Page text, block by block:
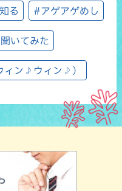
る #アゲアゲめし
いてみた
ィン♪ウィン♪）